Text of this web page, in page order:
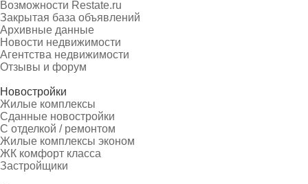
Возможности Restate.ru
Закрытая база объявлений
Архивные данные
Новости недвижимости
Агентства недвижимости
Отзывы и форум
Новостройки
Жилые комплексы
Сданные новостройки
С отделкой / ремонтом
Жилые комплексы эконом
ЖК комфорт класса
Застройщики